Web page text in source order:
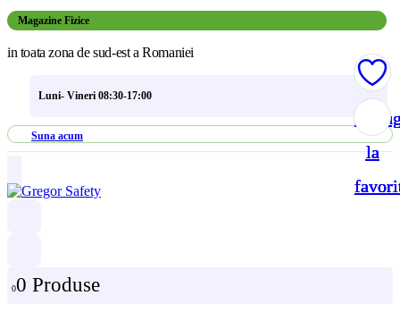
Magazine Fizice
in toata zona de sud-est a Romaniei
Luni- Vineri 08:30-17:00
Suna acum
00 Produse
la
la
la
la